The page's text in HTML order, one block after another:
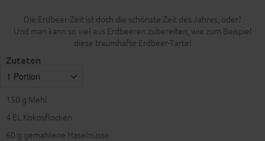
Die Erdbeer-Zeit ist doch die schönste Zeit des Jahres, oder?
Und man kann so viel aus Erdbeeren zubereiten, wie zum Beispiel
diese traumhafte Erdbeer-Tarte!
Zutaten
150 g Mehl
4 EL Kokosflocken
60 g gemahlene Haselnüsse